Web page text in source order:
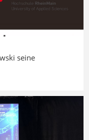
seine